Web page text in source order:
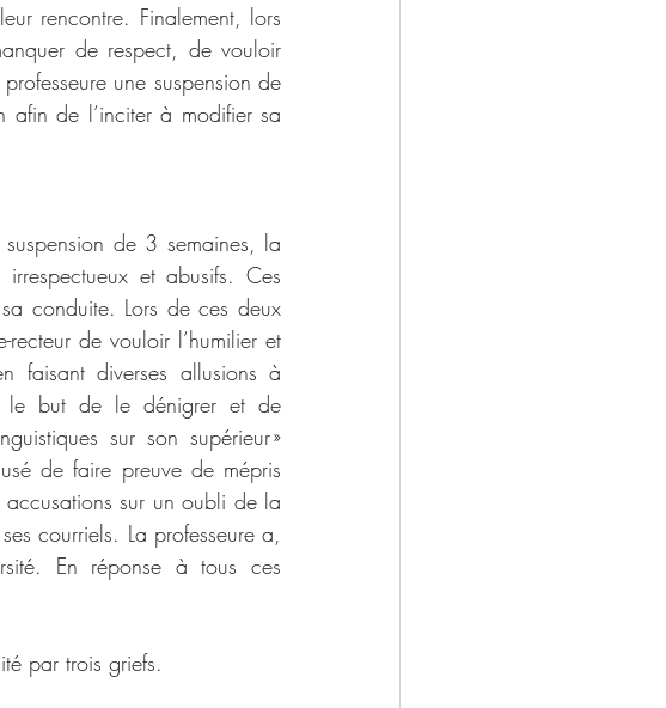
rencontre. Finalement, lors
de respect, de vouloir
une suspension de
afin de l’inciter à modifier sa
de 3 semaines, la
et abusifs. Ces
conduite. Lors de ces deux
de vouloir l’humilier et
faisant diverses allusions à
le but de le dénigrer et de
sur son supérieur »
de faire preuve de mépris
accusations sur un oubli de la
courriels. La professeure a,
En réponse à tous ces
par trois griefs.